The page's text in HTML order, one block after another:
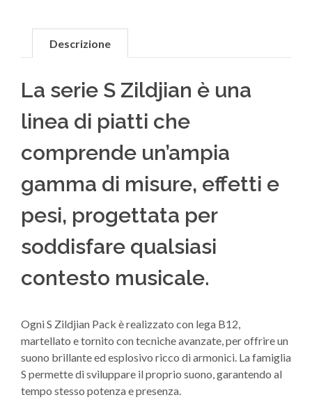
Descrizione
La serie S Zildjian è una
linea di piatti che
comprende un’ampia
gamma di misure, effetti e
pesi, progettata per
soddisfare qualsiasi
contesto musicale.
Ogni S Zildjian Pack è realizzato con lega B12,
martellato e tornito con tecniche avanzate, per offrire un
suono brillante ed esplosivo ricco di armonici. La famiglia
S permette di sviluppare il proprio suono, garantendo al
tempo stesso potenza e presenza.